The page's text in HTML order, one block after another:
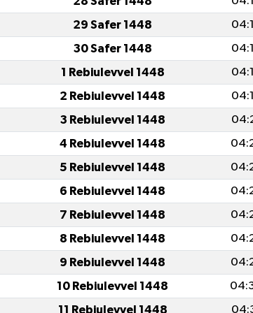
29 Safer 1448
30 Safer 1448
1 Rebiulevvel 1448
2 Rebiulevvel 1448
3 Rebiulevvel 1448
4 Rebiulevvel 1448
5 Rebiulevvel 1448
6 Rebiulevvel 1448
7 Rebiulevvel 1448
8 Rebiulevvel 1448
9 Rebiulevvel 1448
10 Rebiulevvel 1448
11 Rebiulevvel 1448